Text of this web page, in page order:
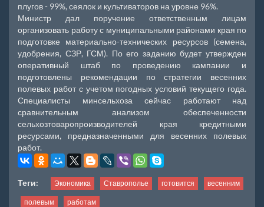
плугов - 99%, сеялок и культиваторов на уровне 96%.
Министр дал поручение ответственным лицам
организовать работу с муниципальными районами края по
подготовке материально-технических ресурсов (семена,
удобрения, СЗР, ГСМ). По его заданию будет утвержден
оперативный штаб по проведению кампании и
подготовлены рекомендации по стратегии весенних
полевых работ с учетом погодных условий текущего года.
Специалисты минсельхоза сейчас работают над
сравнительным анализом обеспеченности
сельхозтоваропроизводителей края кредитными
ресурсами, предназначенными для весенних полевых
работ.
Теги: Экономика Ставрополье готовится весенним
полевым работам